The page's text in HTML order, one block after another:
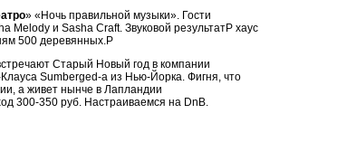
» «Ночь правильной музыки». Гости
Melody и Sasha Craft. Звуковой результатP хаус
500 деревянных.P
Старый Новый год в компании
Sumberged-а из Нью-Йорка. Фигня, что
а живет нынче в Лапландии
300-350 руб. Настраиваемся на DnB.